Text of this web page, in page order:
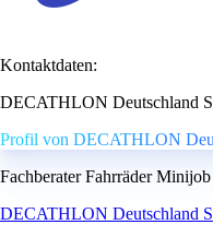
Kontaktdaten:
DECATHLON Deutschland
Profil von DECATHLON
Fachberater Fahrräder
DECATHLON Deutschland